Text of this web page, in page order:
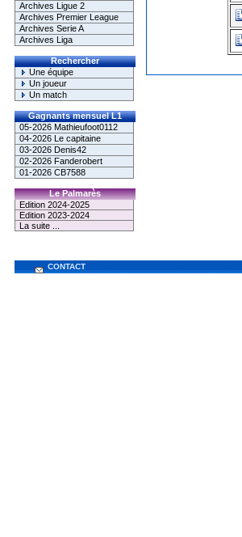
Archives Ligue 2
Archives Premier League
Archives Serie A
Archives Liga
Rechercher
Une équipe
Un joueur
Un match
Gagnants mensuel L1
05-2026 Mathieufoot0112
04-2026 Le capitaine
03-2026 Denis42
02-2026 Fanderobert
01-2026 CB7588
Le Palmarès
Edition 2024-2025
Edition 2023-2024
La suite ...
CONTACT